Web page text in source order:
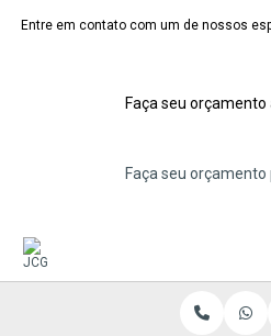
Entre em contato com um de nossos
Faça seu
Faça seu